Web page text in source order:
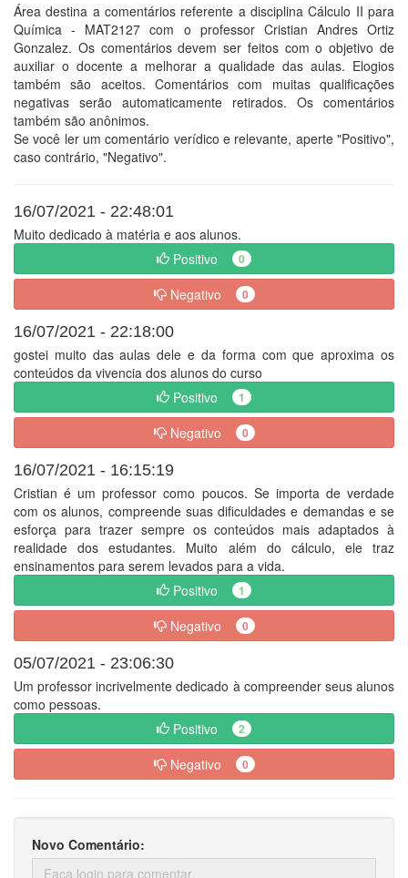
Área destina a comentários referente a disciplina Cálculo II para
Química - MAT2127 com o professor Cristian Andres Ortiz
Gonzalez. Os comentários devem ser feitos com o objetivo de
auxiliar o docente a melhorar a qualidade das aulas. Elogios
também são aceitos. Comentários com muitas qualificações
negativas serão automaticamente retirados. Os comentários
também são anônimos.
Se você ler um comentário verídico e relevante, aperte "Positivo",
caso contrário, "Negativo".
16/07/2021 - 22:48:01
Muito dedicado à matéria e aos alunos.
Positivo
0
Negativo 0
16/07/2021 - 22:18:00
gostei muito das aulas dele e da forma com que aproxima os
conteúdos da vivencia dos alunos do curso
Positivo
1
Negativo 0
16/07/2021 - 16:15:19
Cristian é um professor como poucos. Se importa de verdade
com os alunos, compreende suas dificuldades e demandas e se
esforça para trazer sempre os conteúdos mais adaptados à
realidade dos estudantes. Muito além do cálculo, ele traz
ensinamentos para serem levados para a vida.
Positivo
1
Negativo 0
05/07/2021 - 23:06:30
Um professor incrivelmente dedicado à compreender seus alunos
como pessoas.
Positivo
2
Negativo 0
Novo Comentário: